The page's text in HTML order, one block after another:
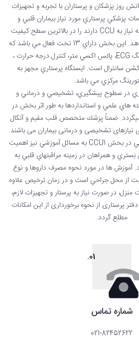
روز پزشكان و پرستاران با تجربه و تجهيزات
پزشكي پرستاري مورد نياز بيماران قلبي و
بيماران بعد از عمل جراحي كه نياز به CCU دارند را در بالاترين سطح كيفيت
به صورت شبانه روزي ارائه د‌هد. اين بخش داراي 13 تخت فعال مي باشد كه
هر تخت مجهز به مانيتورينگ ECG، پالس اكسي متر، كنترل درجه حرارت ،
سانترال است. ایستگاه پرستاري مجهز به
مركزي مي باشد.
در سطوح پيشگيري، تشخيصي و درماني و
هاي علمي و استانداردها به طور اثر بخش در
ضمناً پزشك متخصص قلب مقیم و آنكال
تشخیصی و درمانی بیماران می باشند.
علاوه بر امور درماني و مراقبتي در بخش CCU1 به مسائل آموزشي نيز اهميت
و همراهان در زمينه مراقبتهاي قلبي به
آموزش ها در مورد نحوه مصرف داروها و نوع
از محل جراحي است و در زمان ترخيص علاوه
در صورت نياز به پرستار و تجهيزات لازم،
پرستاری از نحوه برخورداری از این امکانات
مطلع گردد.
01.
شماره تماس
021-82452622